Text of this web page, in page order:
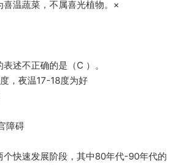
温蔬菜，不属喜光植物。×
述不正确的是（C ）。
，夜温17-18度为好
障碍
个快速发展阶段，其中80年代-90年代的